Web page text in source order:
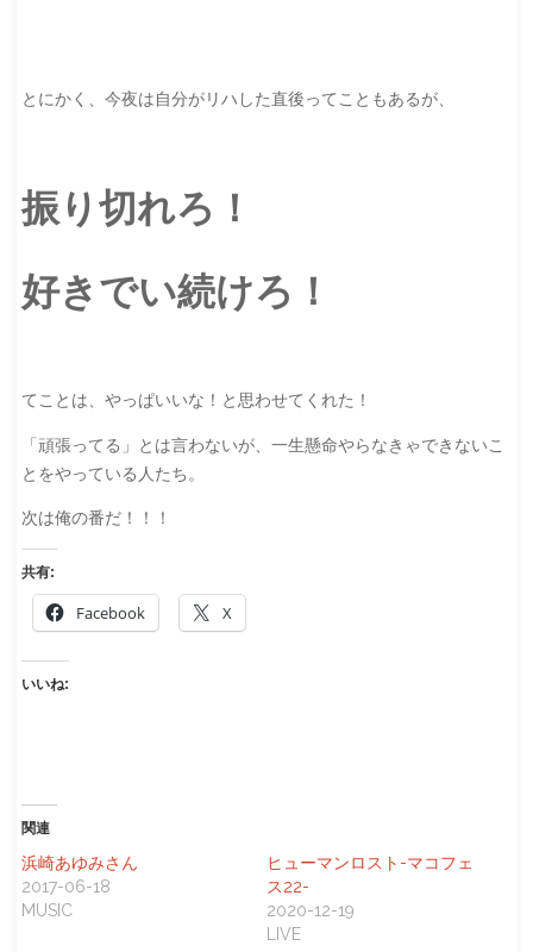
とにかく、今夜は自分がリハした直後ってこともあるが、
振り切れろ！
好きでい続けろ！
てことは、やっぱいいな！と思わせてくれた！
「頑張ってる」とは言わないが、一生懸命やらなきゃできないこ
とをやっている人たち。
次は俺の番だ！！！
共有:
Facebook X
いいね:
関連
浜崎あゆみさん
2017-06-18
MUSIC
ヒューマンロスト-マコフェ
ス22-
2020-12-19
LIVE